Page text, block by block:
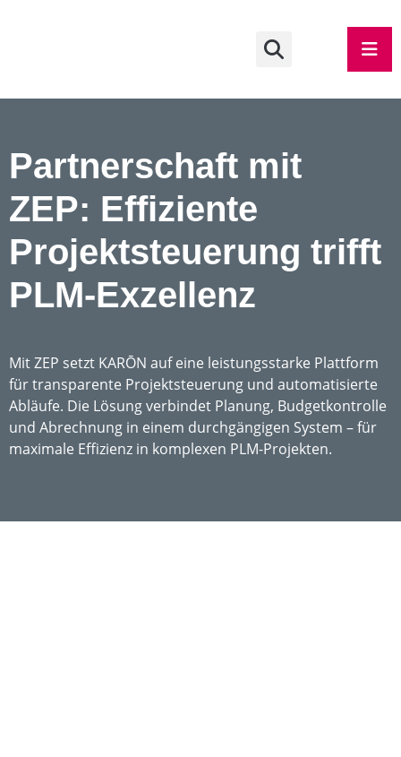
Partnerschaft mit
ZEP: Effiziente
Projektsteuerung trifft
PLM-Exzellenz
Mit ZEP setzt KARŌN auf eine leistungsstarke Plattform
für transparente Projektsteuerung und automatisierte
Abläufe. Die Lösung verbindet Planung, Budgetkontrolle
und Abrechnung in einem durchgängigen System – für
maximale Effizienz in komplexen PLM-Projekten.